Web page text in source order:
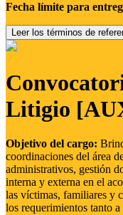
Fecha límite para
Leer los términos de
Litigio
Objetivo del cargo:
coordinaciones del área
administrativos, gestión
interna y externa en el
las víctimas, familiares y
los requerimientos tanto